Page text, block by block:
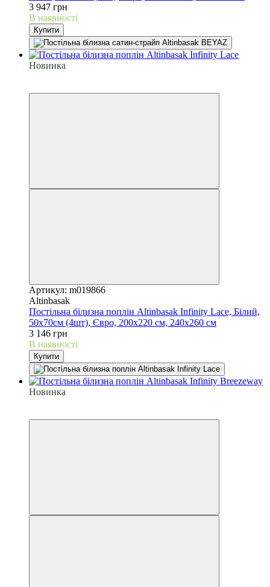
3 947 грн
В наявності
Купити
Новинка
Артикул: m019866
Altinbasak
Постільна білизна поплін Altinbasak Infinity Lace, Білий,
50х70см (4шт), Євро, 200х220 см, 240х260 см
3 146 грн
В наявності
Купити
Новинка